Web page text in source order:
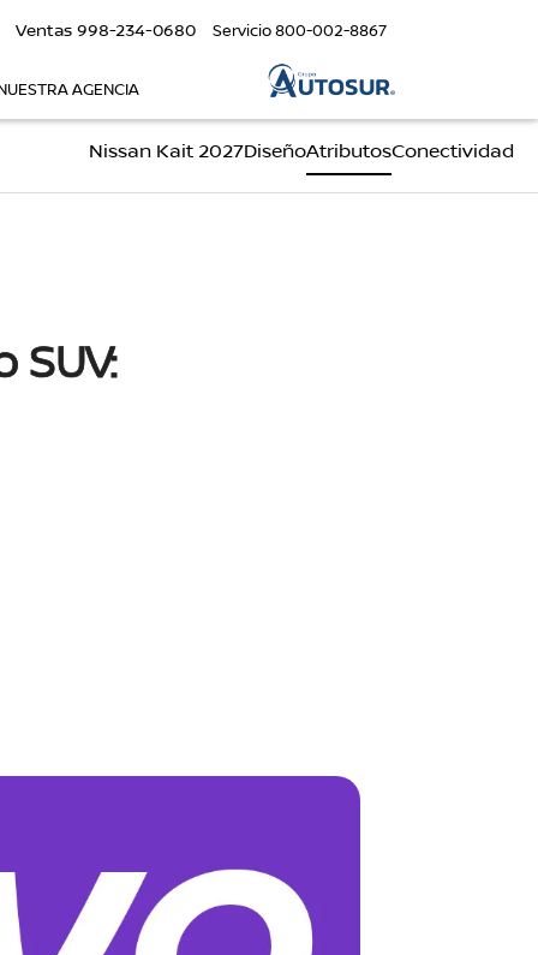
Ventas 998-234-0680 Servicio800-002-8867
AGENCIA
Nissan Kait 2027DiseñoAtributosConectividad